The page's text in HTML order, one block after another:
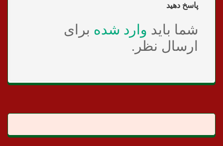
پاسخ دهید
شما باید وارد شده برای
ارسال نظر.